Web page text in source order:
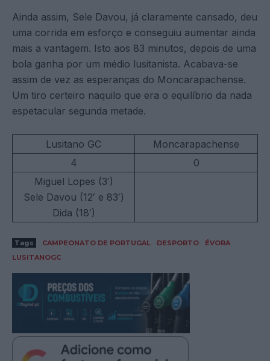
Ainda assim, Sele Davou, já claramente cansado, deu
uma corrida em esforço e conseguiu aumentar ainda
mais a vantagem. Isto aos 83 minutos, depois de uma
bola ganha por um médio lusitanista. Acabava-se
assim de vez as esperanças do Moncarapachense.
Um tiro certeiro naquilo que era o equilíbrio da nada
espetacular segunda metade.
Lusitano GC
Moncarapachense
4
0
Miguel Lopes (3′)
Sele Davou (12′ e 83′)
Dida (18′)
Tags CAMPEONATO DE PORTUGAL DESPORTO
ÉVORA
LUSITANOGC